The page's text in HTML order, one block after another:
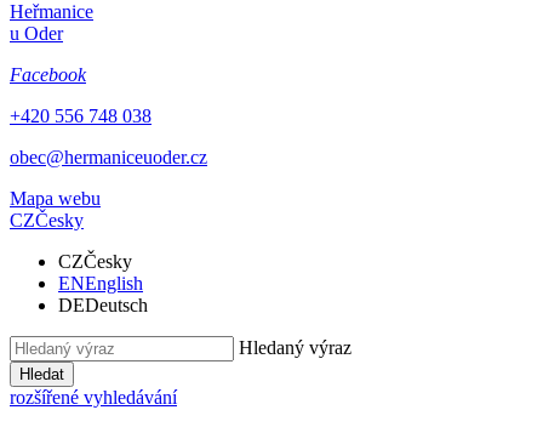
Heřmanice
u Oder
Facebook
+420 556 748 038
obec@hermaniceuoder.cz
Mapa webu
CZČesky
CZČesky
ENEnglish
DEDeutsch
Hledaný výraz
Hledat
rozšířené vyhledávání